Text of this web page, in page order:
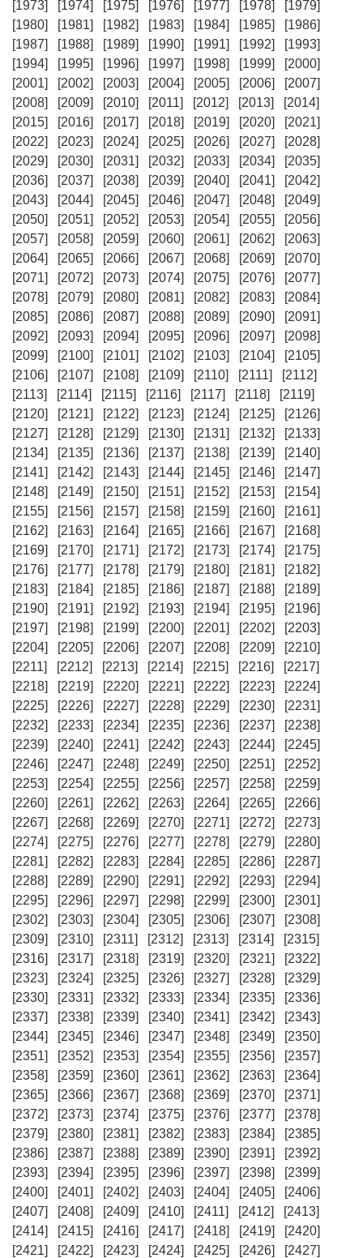
[1973] [1974] [1975] [1976] [1977] [1978]
[1979]
[1980]
[1981] [1982] [1983] [1984] [1985]
[1986]
[1987]
[1988] [1989] [1990] [1991] [1992]
[1993]
[1994]
[1995] [1996] [1997] [1998] [1999]
[2000]
[2001]
[2002] [2003] [2004] [2005] [2006]
[2007]
[2008]
[2009] [2010] [2011] [2012] [2013]
[2014]
[2015]
[2016] [2017] [2018] [2019] [2020]
[2021]
[2022]
[2023] [2024] [2025] [2026] [2027]
[2028]
[2029]
[2030] [2031] [2032] [2033] [2034]
[2035]
[2036]
[2037] [2038] [2039] [2040] [2041]
[2042]
[2043]
[2044] [2045] [2046] [2047] [2048]
[2049]
[2050]
[2051] [2052] [2053] [2054] [2055]
[2056]
[2057]
[2058] [2059] [2060] [2061] [2062]
[2063]
[2064]
[2065] [2066] [2067] [2068] [2069]
[2070]
[2071]
[2072] [2073] [2074] [2075] [2076]
[2077]
[2078]
[2079] [2080] [2081] [2082] [2083]
[2084]
[2085]
[2086] [2087] [2088] [2089] [2090]
[2091]
[2092]
[2093] [2094] [2095] [2096] [2097]
[2098]
[2099]
[2100] [2101] [2102] [2103] [2104]
[2105]
[2106]
[2107] [2108] [2109] [2110] [2111]
[2112]
[2113]
[2114] [2115] [2116] [2117] [2118]
[2119]
[2120]
[2121] [2122] [2123] [2124] [2125]
[2126]
[2127]
[2128] [2129] [2130] [2131] [2132]
[2133]
[2134]
[2135] [2136] [2137] [2138] [2139]
[2140]
[2141]
[2142] [2143] [2144] [2145] [2146]
[2147]
[2148]
[2149] [2150] [2151] [2152] [2153]
[2154]
[2155]
[2156] [2157] [2158] [2159] [2160]
[2161]
[2162]
[2163] [2164] [2165] [2166] [2167]
[2168]
[2169]
[2170] [2171] [2172] [2173] [2174]
[2175]
[2176]
[2177] [2178] [2179] [2180] [2181]
[2182]
[2183]
[2184] [2185] [2186] [2187] [2188]
[2189]
[2190]
[2191] [2192] [2193] [2194] [2195]
[2196]
[2197]
[2198] [2199] [2200] [2201] [2202]
[2203]
[2204]
[2205] [2206] [2207] [2208] [2209]
[2210]
[2211]
[2212] [2213] [2214] [2215] [2216]
[2217]
[2218]
[2219] [2220] [2221] [2222] [2223]
[2224]
[2225]
[2226] [2227] [2228] [2229] [2230]
[2231]
[2232]
[2233] [2234] [2235] [2236] [2237]
[2238]
[2239]
[2240] [2241] [2242] [2243] [2244]
[2245]
[2246]
[2247] [2248] [2249] [2250] [2251]
[2252]
[2253]
[2254] [2255] [2256] [2257] [2258]
[2259]
[2260]
[2261] [2262] [2263] [2264] [2265]
[2266]
[2267]
[2268] [2269] [2270] [2271] [2272]
[2273]
[2274]
[2275] [2276] [2277] [2278] [2279]
[2280]
[2281]
[2282] [2283] [2284] [2285] [2286]
[2287]
[2288]
[2289] [2290] [2291] [2292] [2293]
[2294]
[2295]
[2296] [2297] [2298] [2299] [2300]
[2301]
[2302]
[2303] [2304] [2305] [2306] [2307]
[2308]
[2309]
[2310] [2311] [2312] [2313] [2314]
[2315]
[2316]
[2317] [2318] [2319] [2320] [2321]
[2322]
[2323]
[2324] [2325] [2326] [2327] [2328]
[2329]
[2330]
[2331] [2332] [2333] [2334] [2335]
[2336]
[2337]
[2338] [2339] [2340] [2341] [2342]
[2343]
[2344]
[2345] [2346] [2347] [2348] [2349]
[2350]
[2351]
[2352] [2353] [2354] [2355] [2356]
[2357]
[2358]
[2359] [2360] [2361] [2362] [2363]
[2364]
[2365]
[2366] [2367] [2368] [2369] [2370]
[2371]
[2372]
[2373] [2374] [2375] [2376] [2377]
[2378]
[2379]
[2380] [2381] [2382] [2383] [2384]
[2385]
[2386]
[2387] [2388] [2389] [2390] [2391]
[2392]
[2393]
[2394] [2395] [2396] [2397] [2398]
[2399]
[2400]
[2401] [2402] [2403] [2404] [2405]
[2406]
[2407]
[2408] [2409] [2410] [2411] [2412]
[2413]
[2414]
[2415] [2416] [2417] [2418] [2419]
[2420]
[2421]
[2422] [2423] [2424] [2425] [2426]
[2427]